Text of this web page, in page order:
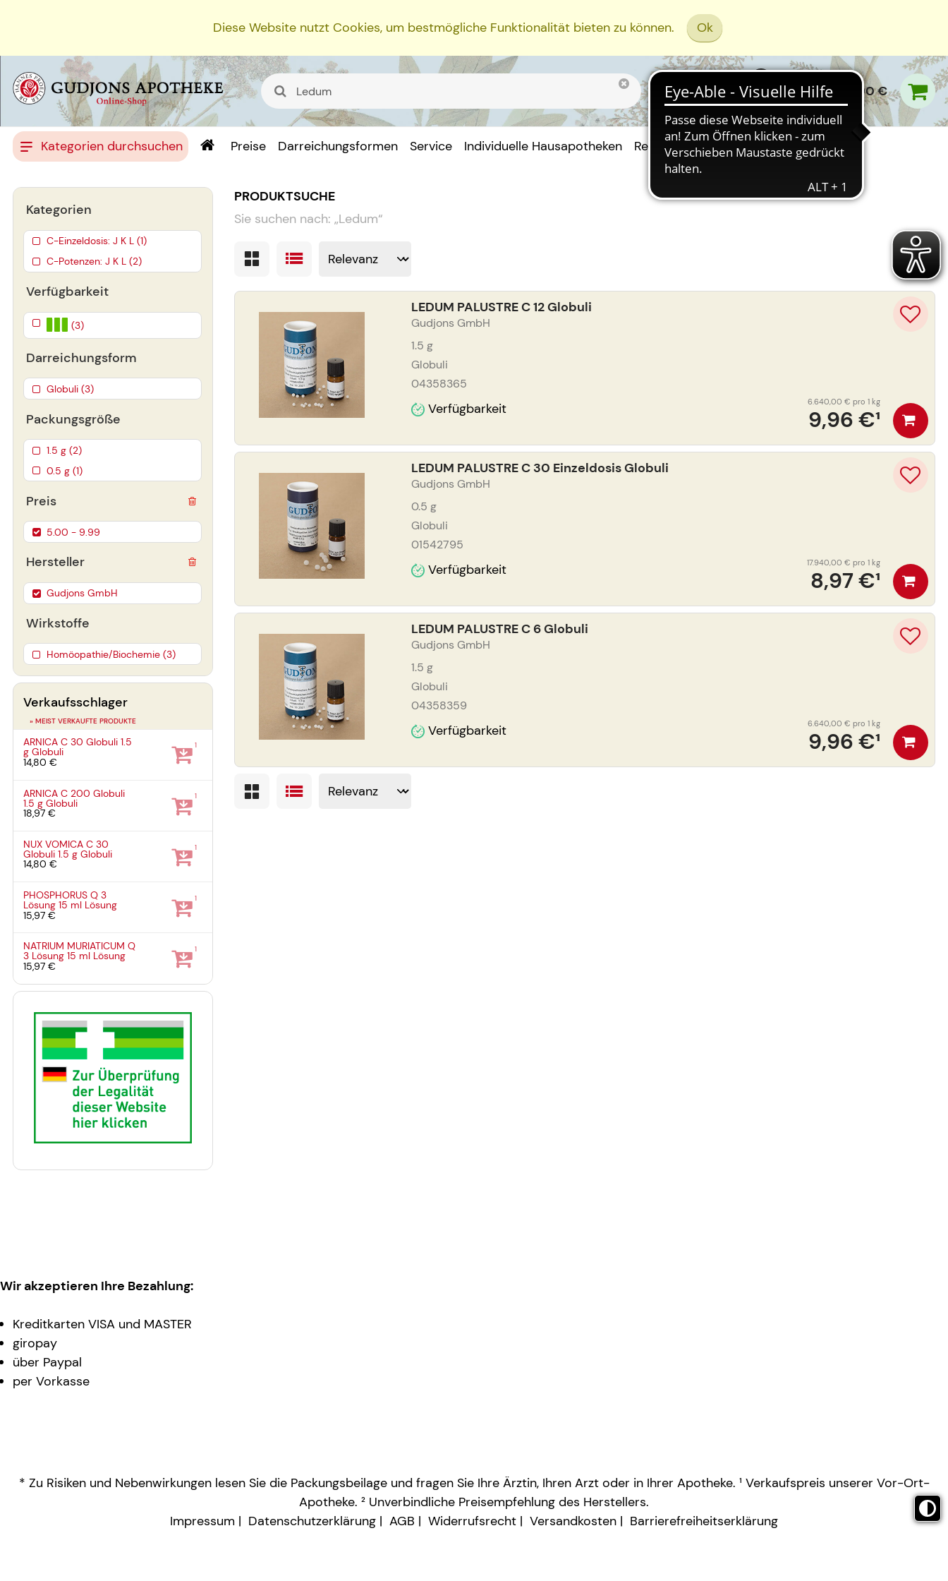
Diese Website nutzt Cookies, um bestmögliche Funktionalität bieten zu können. Ok
0,00 €
Kategorien durchsuchen Preise Darreichungsformen Service Individuelle Hausapotheken Rezept Einreichen
PRODUKTSUCHE
Sie suchen nach: „Ledum“
LEDUM PALUSTRE C 12 Globuli
Gudjons GmbH
1.5 g
Globuli
04358365
Verfügbarkeit 9,96 €¹
6.640,00 € pro 1 kg
LEDUM PALUSTRE C 30 Einzeldosis Globuli
Gudjons GmbH
0.5 g
Globuli
01542795
Verfügbarkeit 8,97 €¹
17.940,00 € pro 1 kg
LEDUM PALUSTRE C 6 Globuli
Gudjons GmbH
1.5 g
Globuli
04358359
Verfügbarkeit 9,96 €¹
6.640,00 € pro 1 kg
Verfügbarkeit
(3)
Darreichungsform
Globuli (3)
Packungsgröße
1.5 g (2)
0.5 g (1)
Preis
5.00 - 9.99
Hersteller
Gudjons GmbH
Wirkstoffe
Homöopathie/Biochemie (3)
Kategorien
C-Einzeldosis: J K L (1)
C-Potenzen: J K L (2)
Verkaufsschlager
» MEIST VERKAUFTE PRODUKTE
ARNICA C 30 Globuli1.5
gGlobuli
14,80 €
1
ARNICA C 200 Globuli
1.5 gGlobuli
18,97 €
1
NUX VOMICA C 30
Globuli1.5 gGlobuli
14,80 €
1
PHOSPHORUS Q 3
Lösung15 ml Lösung
15,97 €
1
NATRIUM MURIATICUM Q
3 Lösung15 ml Lösung
15,97 €
1
Wir akzeptieren Ihre Bezahlung:
Kreditkarten VISA und MASTER
giropay
über Paypal
per Vorkasse
* Zu Risiken und Nebenwirkungen lesen Sie die Packungsbeilage und fragen Sie Ihre Ärztin, Ihren Arzt oder in Ihrer Apotheke. ¹ Verkaufspreis unserer Vor-Ort-
Apotheke. ² Unverbindliche Preisempfehlung des Herstellers.
Impressum
Datenschutzerklärung AGB Widerrufsrecht Versandkosten Barrierefreiheitserklärung